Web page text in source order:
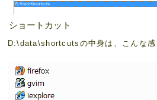
ショートカット
D:\data\shortcutsの中身は、こんな感